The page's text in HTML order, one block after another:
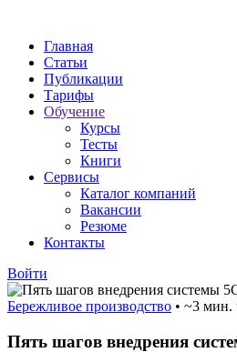
Главная
Статьи
Публикации
Тарифы
Обучение
Курсы
Тесты
Книги
Сервисы
Каталог компаний
Вакансии
Резюме
Контакты
Войти
Бережливое производство • ~3 мин.
Пять шагов внедрения